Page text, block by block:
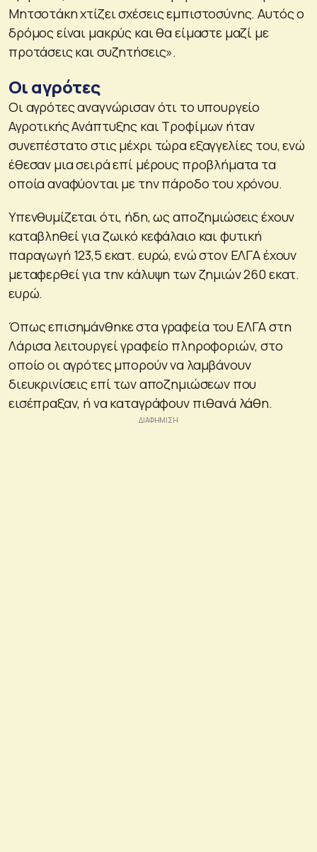
Μητσοτάκη χτίζει σχέσεις εμπιστοσύνης. Αυτός ο
δρόμος είναι μακρύς και θα είμαστε μαζί με
προτάσεις και συζητήσεις».
Οι αγρότες
Οι αγρότες αναγνώρισαν ότι το υπουργείο
Αγροτικής Ανάπτυξης και Τροφίμων ήταν
συνεπέστατο στις μέχρι τώρα εξαγγελίες του, ενώ
έθεσαν μια σειρά επί μέρους προβλήματα τα
οποία αναφύονται με την πάροδο του χρόνου.
Υπενθυμίζεται ότι, ήδη, ως αποζημιώσεις έχουν
καταβληθεί για ζωικό κεφάλαιο και φυτική
παραγωγή 123,5 εκατ. ευρώ, ενώ στον ΕΛΓΑ έχουν
μεταφερθεί για την κάλυψη των ζημιών 260 εκατ.
ευρώ.
Όπως επισημάνθηκε στα γραφεία του ΕΛΓΑ στη
Λάρισα λειτουργεί γραφείο πληροφοριών, στο
οποίο οι αγρότες μπορούν να λαμβάνουν
διευκρινίσεις επί των αποζημιώσεων που
εισέπραξαν, ή να καταγράφουν πιθανά λάθη.